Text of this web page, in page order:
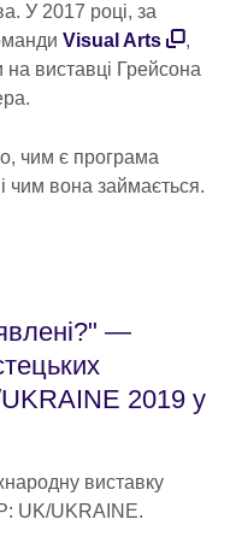
У 2017 році, за
Visual Arts
,
на виставці Грейсона
чим є програма
і чим вона займається.
—
2019 у
виставку
UK/UKRAINE.